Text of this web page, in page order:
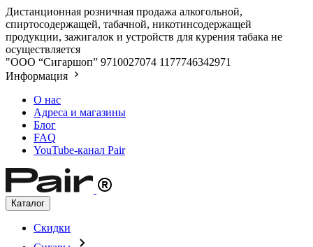
Дистанционная розничная продажа алкогольной,
спиртосодержащей, табачной, никотинсодержащей
продукции, зажигалок и устройств для курения табака не
осуществляется
"ООО “Сигаршоп” 9710027074 1177746342971
Информация
О нас
Адреса и магазины
Блог
FAQ
YouTube-канал Pair
Каталог
Скидки